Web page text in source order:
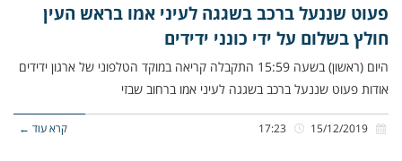
פעוט שננעל ברכב בשגגה לעיני אמו בראש העין
חולץ בשלום על ידי כונני ידידים
היום (ראשון) בשעה 15:59 התקבלה קריאה במוקד הטלפוני של ארגון ידידים
אודות פעוט שננעל ברכב בשגגה לעיני אמו ברחוב שבזי
קרא עוד ←